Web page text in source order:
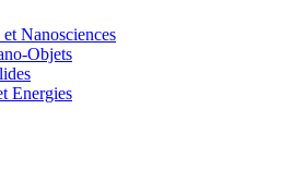
Nanosciences
Objets
Energies